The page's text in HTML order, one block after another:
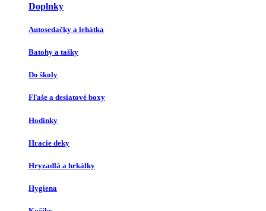
Doplnky
Autosedačky a lehátka
Batohy a tašky
Do školy
Fľaše a desiatové boxy
Hodinky
Hracie deky
Hryzadlá a hrkálky
Hygiena